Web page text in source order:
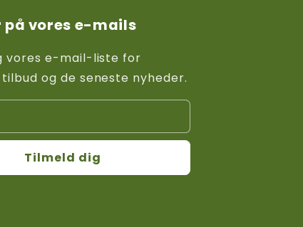
på vores e-mails
vores e-mail-liste for
og de seneste nyheder.
Tilmeld dig